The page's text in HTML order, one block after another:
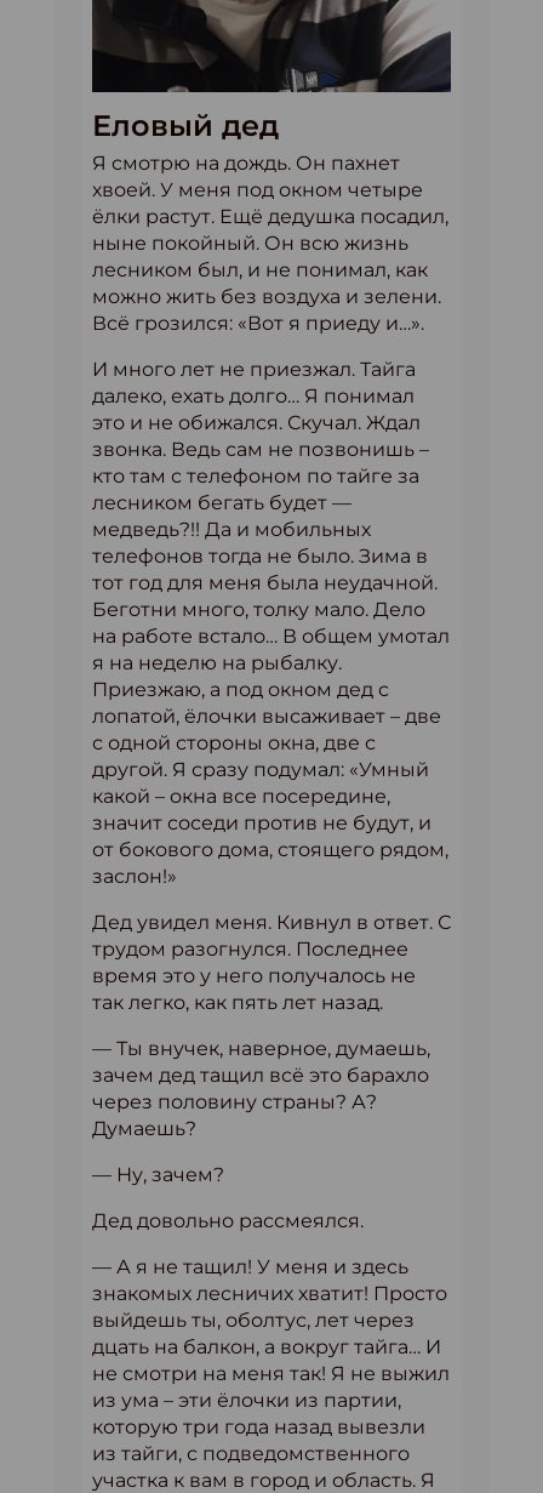
Еловый дед
Я смотрю на дождь. Он пахнет
хвоей. У меня под окном четыре
ёлки растут. Ещё дедушка посадил,
ныне покойный. Он всю жизнь
лесником был, и не понимал, как
можно жить без воздуха и зелени.
Всё грозился: «Вот я приеду и…».
И много лет не приезжал. Тайга
далеко, ехать долго… Я понимал
это и не обижался. Скучал. Ждал
звонка. Ведь сам не позвонишь –
кто там с телефоном по тайге за
лесником бегать будет —
медведь?!! Да и мобильных
телефонов тогда не было. Зима в
тот год для меня была неудачной.
Беготни много, толку мало. Дело
на работе встало… В общем умотал
я на неделю на рыбалку.
Приезжаю, а под окном дед с
лопатой, ёлочки высаживает – две
с одной стороны окна, две с
другой. Я сразу подумал: «Умный
какой – окна все посередине,
значит соседи против не будут, и
от бокового дома, стоящего рядом,
заслон!»
Дед увидел меня. Кивнул в ответ. С
трудом разогнулся. Последнее
время это у него получалось не
так легко, как пять лет назад.
— Ты внучек, наверное, думаешь,
зачем дед тащил всё это барахло
через половину страны? А?
Думаешь?
— Ну, зачем?
Дед довольно рассмеялся.
— А я не тащил! У меня и здесь
знакомых лесничих хватит! Просто
выйдешь ты, оболтус, лет через
дцать на балкон, а вокруг тайга… И
не смотри на меня так! Я не выжил
из ума – эти ёлочки из партии,
которую три года назад вывезли
из тайги, с подведомственного
участка к вам в город и область. Я